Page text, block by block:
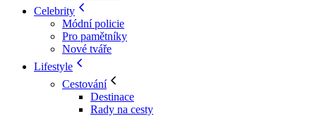
Celebrity
Módní policie
Pro pamětníky
Nové tváře
Lifestyle
Cestování
Destinace
Rady na cesty